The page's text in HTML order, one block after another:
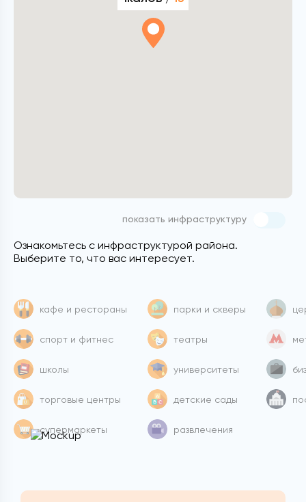
Ознакомьтесь с инфраструктурой района.
Выберите то, что вас интересует.
кафе и рестораны
спорт и фитнес
школы
торговые центры
супермаркеты
парки и скверы
театры
университеты
детские сады
развлечения
показать инфраструктуру